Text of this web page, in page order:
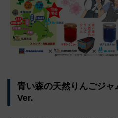
青い森の天然りんごジ
Ver.